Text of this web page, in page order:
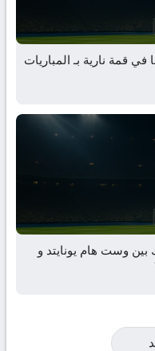
قمة نارية بـ المباريات
بين وست هام يونايتد و